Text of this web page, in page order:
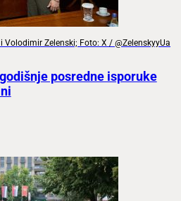
Volodimir Zelenski; Foto: X / @ZelenskyyUa
posredne isporuke